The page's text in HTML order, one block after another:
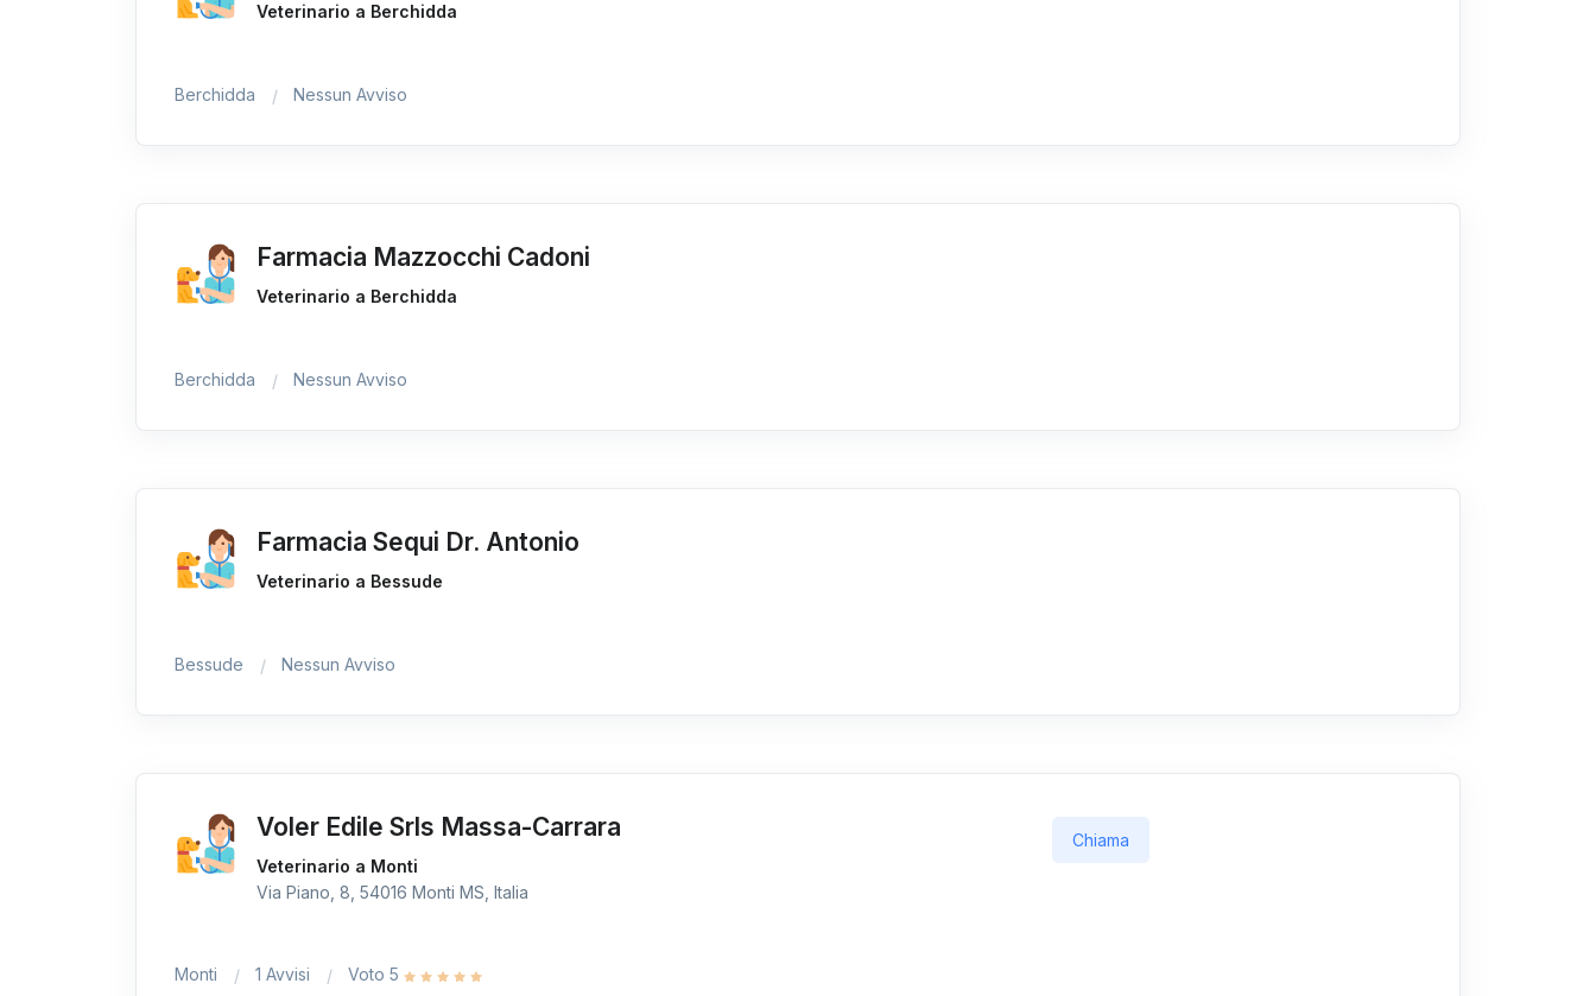
Veterinario a Berchidda
Berchidda Nessun Avviso
Farmacia Mazzocchi Cadoni
Veterinario a Berchidda
Berchidda Nessun Avviso
Farmacia Sequi Dr. Antonio
Veterinario a Bessude
Bessude Nessun Avviso
Voler Edile Srls Massa-Carrara
Veterinario a Monti
Via Piano, 8, 54016 Monti MS, Italia
Chiama
Monti 1 Avvisi Voto 5